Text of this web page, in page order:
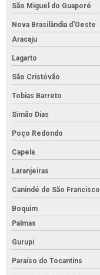
São Miguel do Guaporé
Nova Brasilândia d'Oeste
Aracaju
Lagarto
São Cristóvão
Tobias Barreto
Simão Dias
Poço Redondo
Capela
Laranjeiras
Canindé de São Francisco
Boquim
Palmas
Gurupi
Paraíso do Tocantins